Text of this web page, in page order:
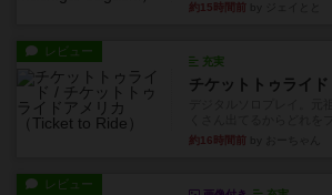
約15時間前
レビュー
充実
約16時間前
レビュー